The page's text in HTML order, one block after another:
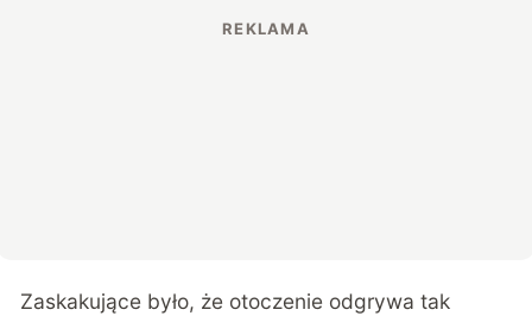
Zaskakujące było, że otoczenie odgrywa tak